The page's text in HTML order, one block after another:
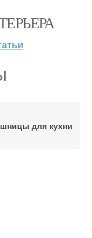
для кухни